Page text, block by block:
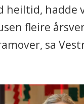
heiltid, hadde
fleire
sa